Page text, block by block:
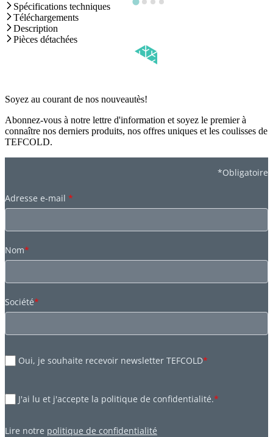
Spécifications techniques
Téléchargements
Description
Pièces détachées
Soyez au courant de nos nouveautès!
Abonnez-vous à notre lettre d'information et soyez le premier à
connaître nos derniers produits, nos offres uniques et les coulisses de
TEFCOLD.
*Obligatoire
Adresse e-mail *
Nom*
Société*
Oui, je souhaite recevoir newsletter TEFCOLD*
J'ai lu et j'accepte la politique de confidentialité.*
Lire notre politique de confidentialité